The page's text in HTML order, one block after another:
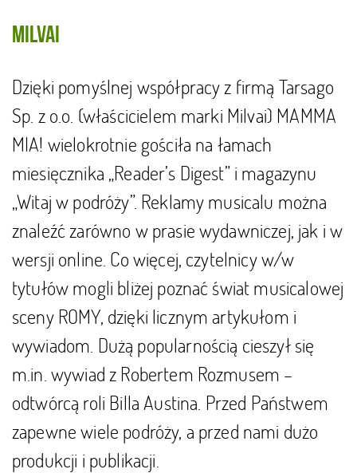
Milvai
Dzięki pomyślnej współpracy z firmą Tarsago
Sp. z o.o. (właścicielem marki Milvai) MAMMA
MIA! wielokrotnie gościła na łamach
miesięcznika „Reader’s Digest” i magazynu
„Witaj w podróży”. Reklamy musicalu można
znaleźć zarówno w prasie wydawniczej, jak i w
wersji online. Co więcej, czytelnicy w/w
tytułów mogli bliżej poznać świat musicalowej
sceny ROMY, dzięki licznym artykułom i
wywiadom. Dużą popularnością cieszył się
m.in. wywiad z Robertem Rozmusem –
odtwórcą roli Billa Austina. Przed Państwem
zapewne wiele podróży, a przed nami dużo
produkcji i publikacji.